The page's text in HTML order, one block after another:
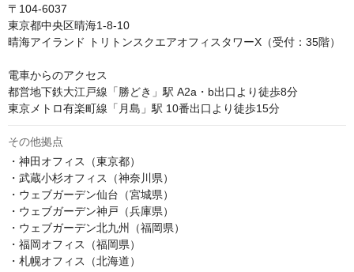
〒104-6037
東京都中央区晴海1-8-10
晴海アイランド トリトンスクエアオフィスタワーX（受付：35階）
電車からのアクセス
都営地下鉄大江戸線「勝どき」駅 A2a・b出口より徒歩8分
東京メトロ有楽町線「月島」駅 10番出口より徒歩15分
その他拠点
・神田オフィス（東京都）
・武蔵小杉オフィス（神奈川県）
・ウェブガーデン仙台（宮城県）
・ウェブガーデン神戸（兵庫県）
・ウェブガーデン北九州（福岡県）
・福岡オフィス（福岡県）
・札幌オフィス（北海道）